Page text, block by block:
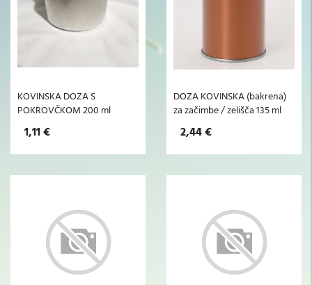
KOVINSKA DOZA S
POKROVČKOM 200 ml
1,11 €
DOZA KOVINSKA (bakrena)
za začimbe / zelišča 135 ml
2,44 €